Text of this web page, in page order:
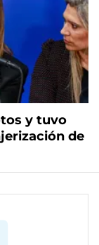
y tuvo
de